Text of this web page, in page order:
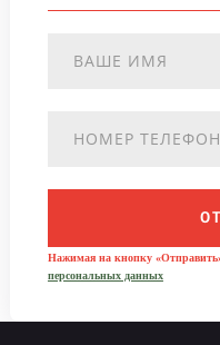
Нажимая на кнопку
персональных данных